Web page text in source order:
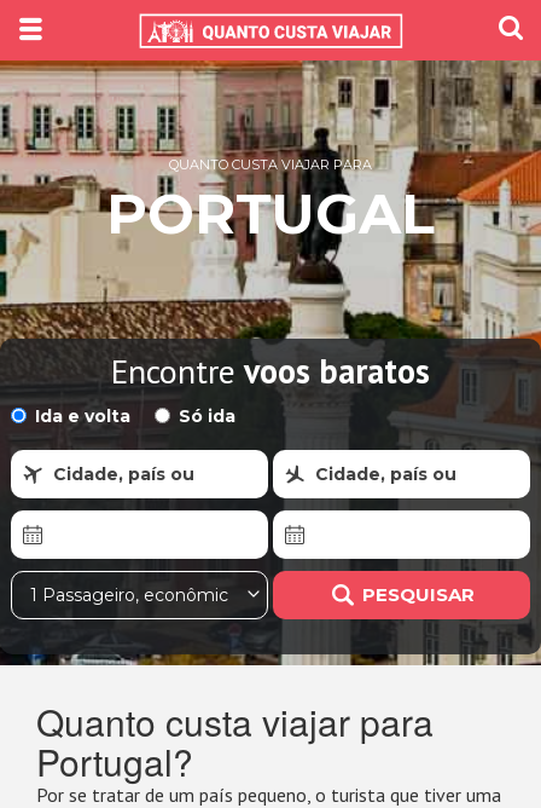
QUANTO CUSTA VIAJAR PARA
PORTUGAL
Encontrevoos baratos
Ida e volta Só ida
Cidade, país ou Cidade, país ou
1 Passageiro, econômica PESQUISAR
Quanto custa viajar para
Portugal?
Por se tratar de um país pequeno, o turista que tiver uma